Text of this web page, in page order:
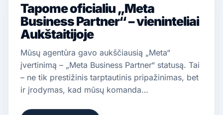
Tapome oficialiu „Meta
Business Partner“ – vieninteliai
Aukštaitijoje
Mūsų agentūra gavo aukščiausią „Meta“
įvertinimą – „Meta Business Partner“ statusą. Tai
– ne tik prestižinis tarptautinis pripažinimas, bet
ir įrodymas, kad mūsų komanda…